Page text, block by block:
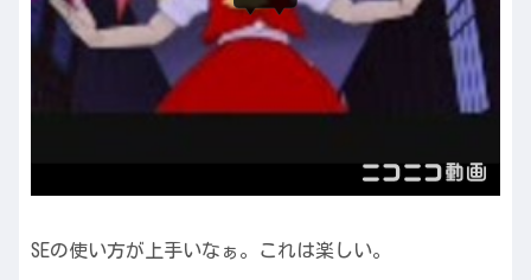
SEの使い方が上手いなぁ。これは楽しい。